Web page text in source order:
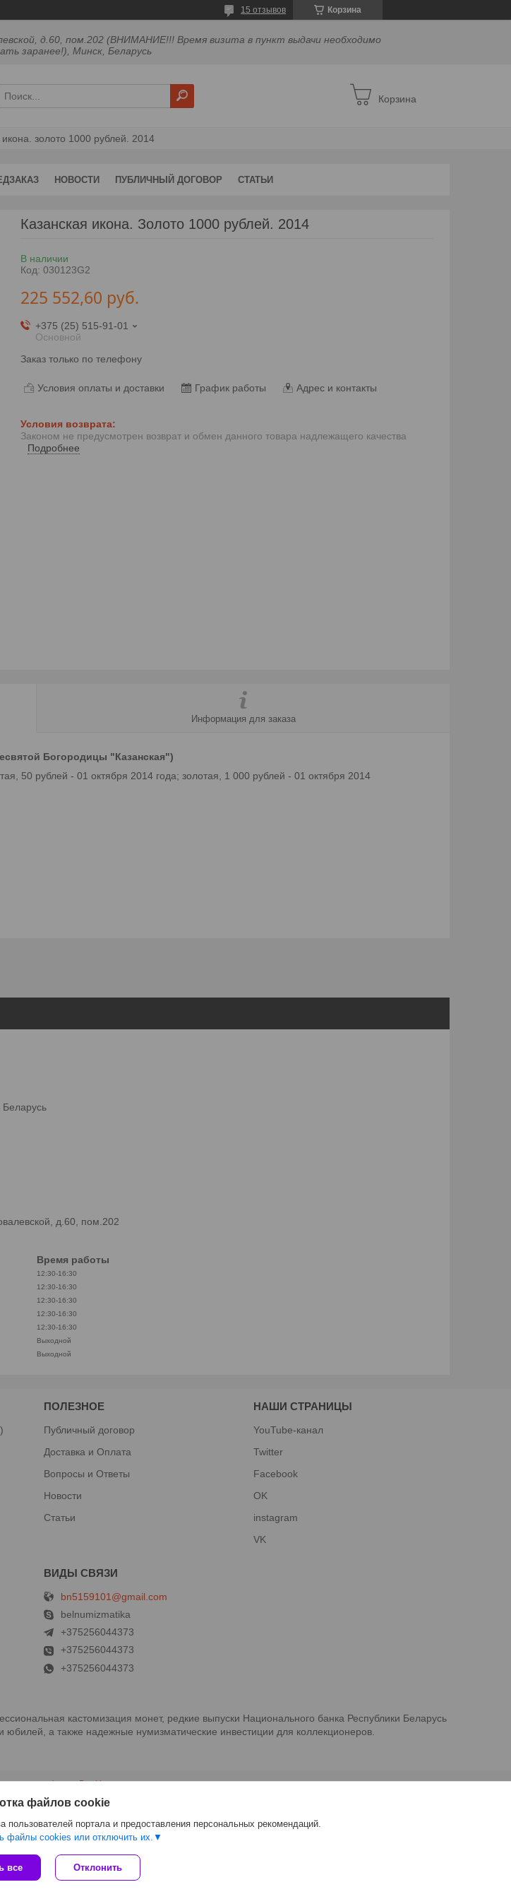
Корзина
15 отзывов
д.60, пом.202 (ВНИМАНИЕ!!! Время визита в пункт выдачи необходимо
заранее!), Минск, Беларусь
Корзина
икона. золото 1000 рублей. 2014
НОВОСТИ ПУБЛИЧНЫЙ ДОГОВОР СТАТЬИ
Казанская икона. Золото 1000 рублей. 2014
В наличии
Код: 030123G2
225 552,60 руб.
+375 (25) 515-91-01
Основной
Заказ только по телефону
Условия оплаты и доставки График работы Адрес и контакты
Законом не предусмотрен возврат и обмен данного товара надлежащего качества
Подробнее
Информация для заказа
Богородицы "Казанская")
50 рублей - 01 октября 2014 года; золотая, 1 000 рублей - 01 октября 2014
Беларусь
д.60, пом.202
Время работы
12:30-16:30
12:30-16:30
12:30-16:30
12:30-16:30
12:30-16:30
Выходной
Выходной
ПОЛЕЗНОЕ
Публичный договор
Доставка и Оплата
Вопросы и Ответы
Новости
Статьи
НАШИ СТРАНИЦЫ
YouTube-канал
Twitter
Facebook
OK
instagram
VK
bn5159101@gmail.com
belnumizmatika
+375256044373
+375256044373
+375256044373
кастомизация монет, редкие выпуски Национального банка Республики Беларусь
а также надежные нумизматические инвестиции для коллекционеров.
на платформе Deal.by
обработки файлов cookies
файлов cookie
портала и предоставления персональных рекомендаций.
файлы cookies или отключить их.
все Отклонить
|Пожаловаться на контент
Language ▼